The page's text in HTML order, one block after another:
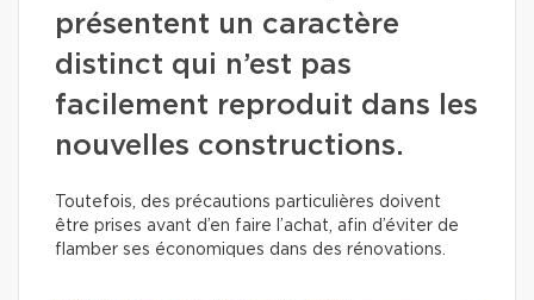
présentent un caractère
distinct qui n’est pas
facilement reproduit dans les
nouvelles constructions.
Toutefois, des précautions particulières doivent
être prises avant d’en faire l’achat, afin d’éviter de
flamber ses économiques dans des rénovations.